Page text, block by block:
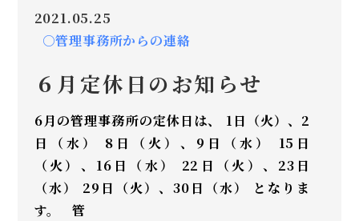
2021.05.25
○管理事務所からの連絡
６月定休日のお知らせ
6月の管理事務所の定休日は、 1日（火）、2
日（水） 8日（火）、9日（水） 15日
（火）、16日（水） 22日（火）、23日
（水） 29日（火）、30日（水） となりま
す。 管